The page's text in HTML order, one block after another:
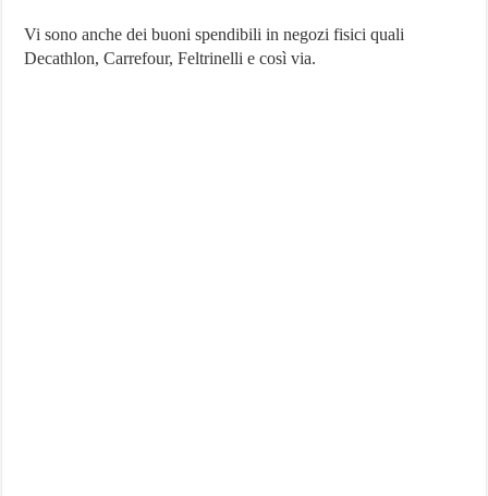
Vi sono anche dei buoni spendibili in negozi fisici quali
Decathlon, Carrefour, Feltrinelli e così via.